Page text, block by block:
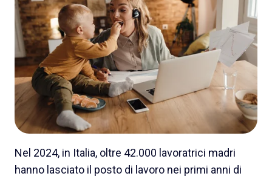
Nel 2024, in Italia, oltre 42.000 lavoratrici madri
hanno lasciato il posto di lavoro nei primi anni di